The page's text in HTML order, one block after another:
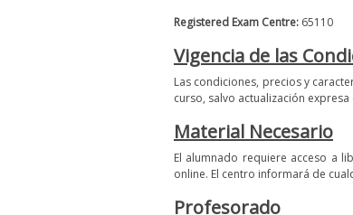
Registered Exam Centre: 65110
Vigencia de las
Las condiciones, precios y
curso, salvo actualización
Material Necesario
El alumnado requiere acceso a
online. El centro informará de
Profesorado